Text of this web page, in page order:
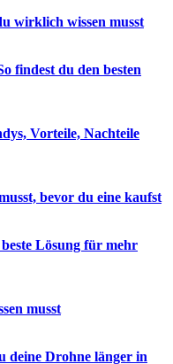
wirklich wissen musst
findest du den besten
Vorteile, Nachteile
bevor du eine kaufst
Lösung für mehr
musst
deine Drohne länger in